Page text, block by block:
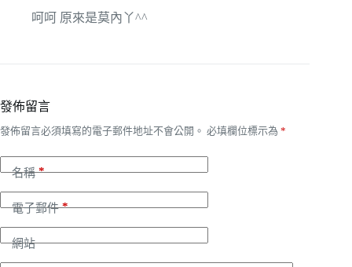
呵呵 原來是莫內丫^^
發佈留言
發佈留言必須填寫的電子郵件地址不會公開。 必填欄位標示為 *
名稱*
電子郵件*
網站